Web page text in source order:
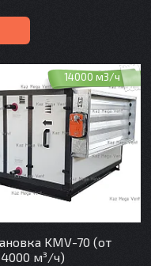
14000 м3/ч
KMV-70 (от
м³/ч)